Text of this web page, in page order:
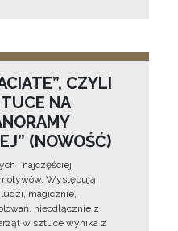
CZYLI
NA
(NOWOŚĆ)
i najczęściej
Występują
magicznie,
nieodłącznie z
w sztuce wynika z